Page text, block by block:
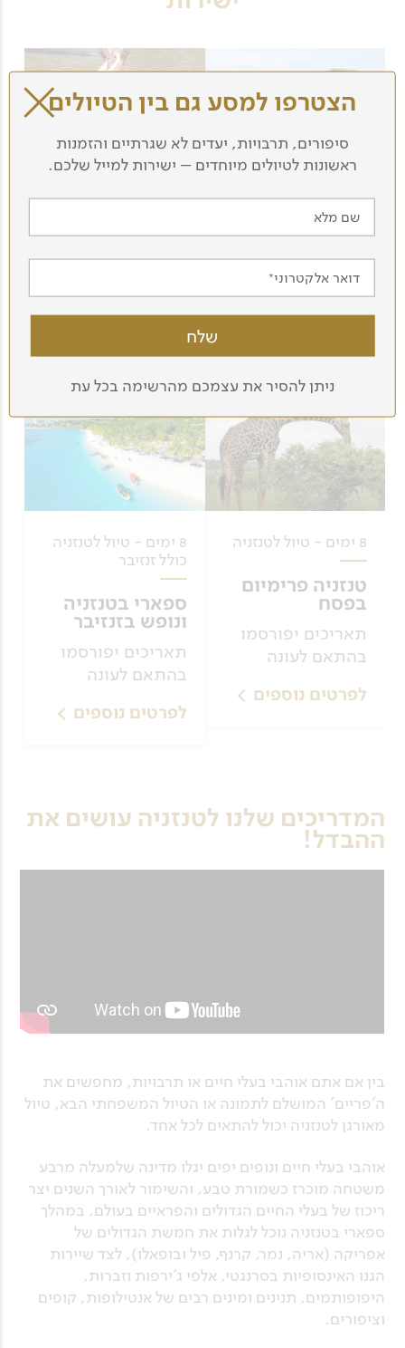
ספארי בטנזניה
בפסח, כולל
טיסה פנימית
תאריכים יפורסמו
בהתאם לעונה
לפרטים נוספים
בטיסה ישירה
ספארי קלאסי
בפסח
תאריכים יפורסמו
בהתאם לעונה
לפרטים נוספים
8 ימים - טיול לטנזניה
טנזניה פרימיום
בפסח
תאריכים יפורסמו
בהתאם לעונה
לפרטים נוספים
8 ימים - טיול לטנזניה
כולל זנזיבר
ספארי בטנזניה
ונופש בזנזיבר
תאריכים יפורסמו
בהתאם לעונה
לפרטים נוספים
המדריכים שלנו לטנזניה עושים את
ההבדל!
בין אם אתם אוהבי בעלי חיים או תרבויות, מחפשים את
ה'פריים' המושלם לתמונה או הטיול המשפחתי הבא, טיול
מאורגן לטנזניה יכול להתאים לכל אחד.
אוהבי בעלי חיים ונופים יפים יגלו מדינה שלמעלה מרבע
משטחה מוכרז כשמורת טבע, והשימור לאורך השנים יצר
ריכוז של בעלי החיים הגדולים והפראיים בעולם. במהלך
ספארי בטנזניה נוכל לגלות את חמשת הגדולים של
אפריקה (אריה, נמר, קרנף, פיל ובופאלו), לצד שיירות
הגנו האינסופיות בסרנגטי, אלפי ג'ירפות וזברות,
היפופותמים, תנינים ומינים רבים של אנטילופות, קופים
וציפורים.
הצטרפו למסע גם בין הטיולים
סיפורים, תרבויות, יעדים לא שגרתיים והזמנות
ראשונות לטיולים מיוחדים – ישירות למייל שלכם.
שם מלא
דואר אלקטרוני
ניתן להסיר את עצמכם מהרשימה בכל עת